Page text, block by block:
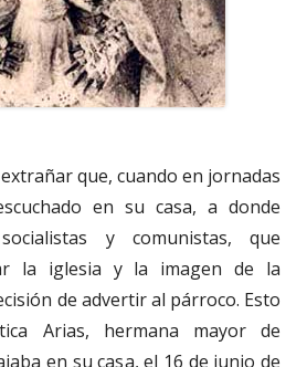
que, cuando en jornadas
en su casa, a donde
y comunistas, que
la iglesia y la imagen de la
de advertir al párroco. Esto
Arias, hermana mayor de
en su casa, el 16 de junio de